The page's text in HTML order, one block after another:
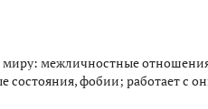
миру: межличностные
состояния, фобии; работает с